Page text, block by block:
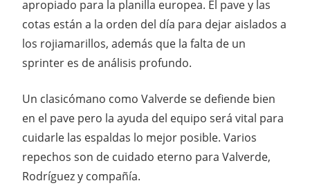
apropiado para la planilla europea. El pave y las
cotas están a la orden del día para dejar aislados a
los rojiamarillos, además que la falta de un
sprinter es de análisis profundo.
Un clasicómano como Valverde se defiende bien
en el pave pero la ayuda del equipo será vital para
cuidarle las espaldas lo mejor posible. Varios
repechos son de cuidado eterno para Valverde,
Rodríguez y compañía.